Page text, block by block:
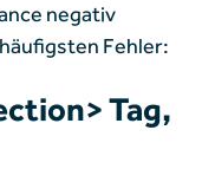
negativ
Fehler:
Tag,